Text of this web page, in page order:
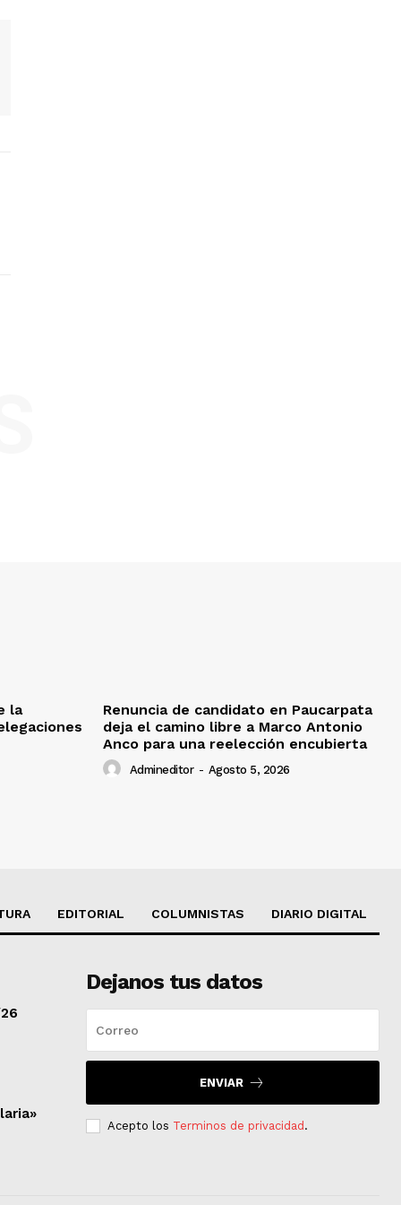
la
Renuncia de candidato en Paucarpata
deja el camino libre a Marco Antonio
Anco para una reelección encubierta
Admineditor - Agosto 5, 2026
EDITORIAL COLUMNISTAS DIARIO DIGITAL
Dejanos tus datos
ENVIAR
Acepto los Terminos de privacidad .